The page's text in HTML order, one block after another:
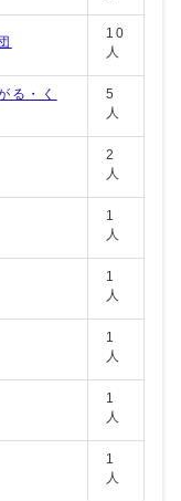
10
人
る・く
5
人
2
人
1
人
1
人
1
人
1
人
1
人